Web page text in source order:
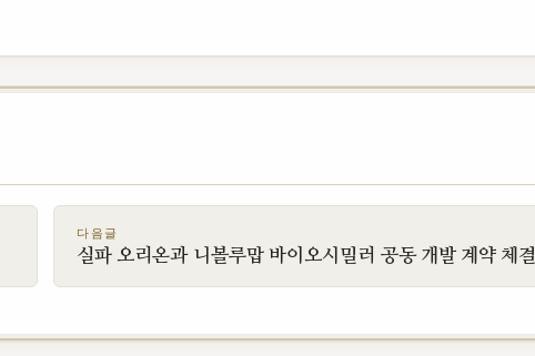
다음글
실파 오리온과 니볼루맙 바이오시밀러 공동 개발 계약 체결